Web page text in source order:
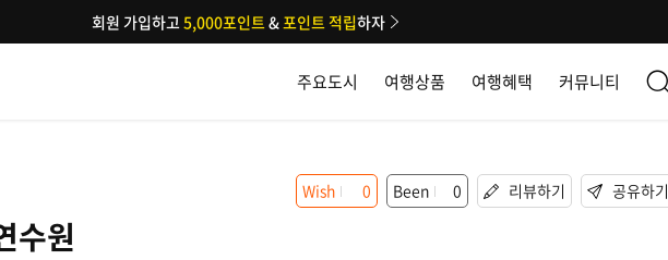
주요도시 여행상품 여행혜택 커뮤니티
회원 가입하고5,000포인트&포인트 적립하자
수원
Wish 0 Been 0 리뷰하기 공유하기